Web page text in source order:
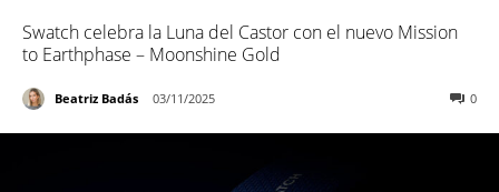
Swatch celebra la Luna del Castor con el nuevo Mission
to Earthphase – Moonshine Gold
Beatriz Badás 03/11/2025 0